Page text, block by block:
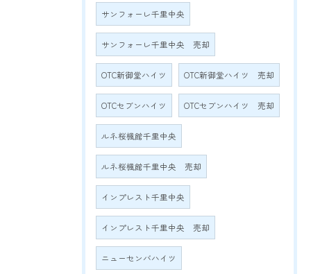
サンフォーレ千里中央
サンフォーレ千里中央 売却
OTC新御堂ハイツ OTC新御堂ハイツ 売却
OTCセブンハイツ OTCセブンハイツ 売却
ルネ桜楓館千里中央
ルネ桜楓館千里中央 売却
インプレスト千里中央
インプレスト千里中央 売却
ニューセンバハイツ